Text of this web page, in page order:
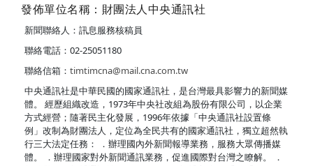
發佈單位名稱：財團法人中央通訊社
新聞聯絡人：訊息服務核稿員
聯絡電話：02-25051180
聯絡信箱： timtimcna@mail.cna.com.tw
中央通訊社是中華民國的國家通訊社，是台灣最具影響力的新聞媒
體。 經歷組織改造，1973年中央社改組為股份有限公司，以企業
方式經營；隨著民主化發展，1996年依據「中央通訊社設置條
例」改制為財團法人，定位為全民共有的國家通訊社，獨立超然執
行三大法定任務： ．辦理國內外新聞報導業務，服務大眾傳播媒
體。 ．辦理國家對外新聞通訊業務，促進國際對台灣之瞭解。 ．